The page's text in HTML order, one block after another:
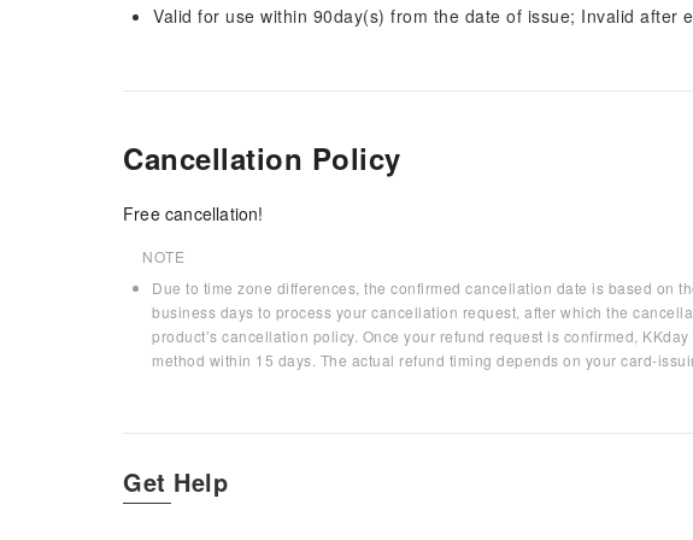
Valid for use within 90day(s) from the date of issue; Invalid after
Cancellation Policy
Free cancellation!
NOTE
Due to time zone differences, the confirmed cancellation date is based on
business days to process your cancellation request, after which the
product’s cancellation policy. Once your refund request is confirmed,
method within 15 days. The actual refund timing depends on your card-
Get Help